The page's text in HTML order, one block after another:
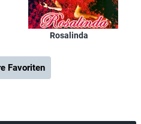
Rosalinda
Favoriten